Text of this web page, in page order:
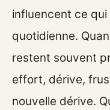
influencent ce
quotidienne.
restent souvent
effort, dérive,
nouvelle dérive.